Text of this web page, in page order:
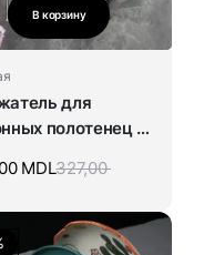
В корзину
для
полотенец с
327,00
MDL